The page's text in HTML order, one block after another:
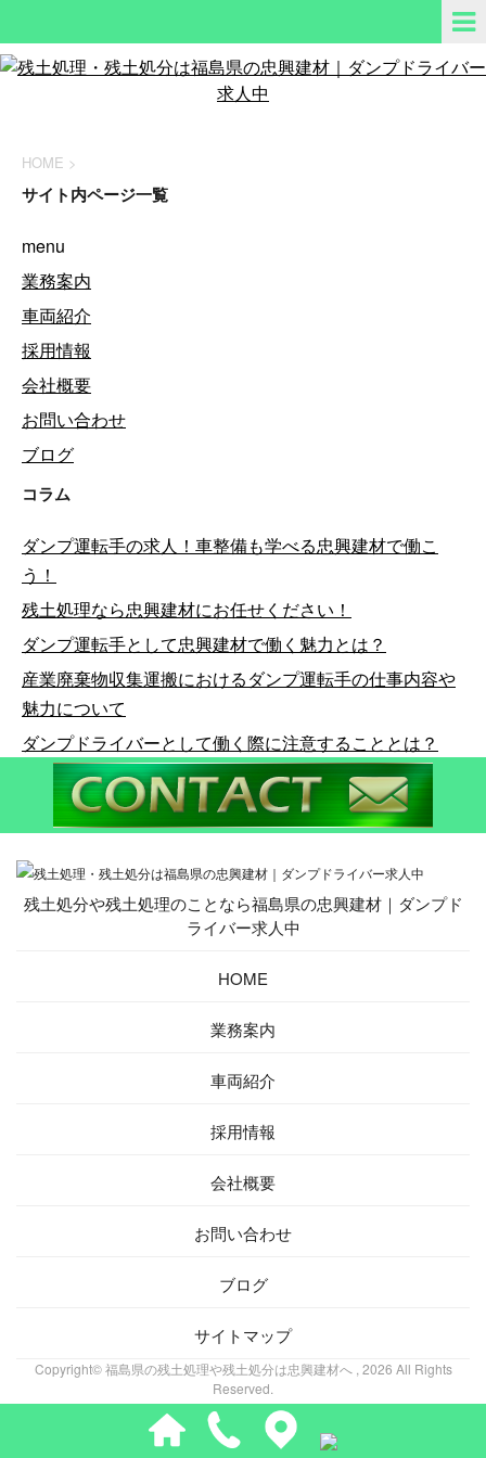
HOME >
サイト内ページ一覧
menu
業務案内
車両紹介
採用情報
会社概要
お問い合わせ
ブログ
コラム
ダンプ運転手の求人！車整備も学べる忠興建材で働こ
う！
残土処理なら忠興建材にお任せください！
ダンプ運転手として忠興建材で働く魅力とは？
産業廃棄物収集運搬におけるダンプ運転手の仕事内容や
魅力について
ダンプドライバーとして働く際に注意することとは？
残土処分や残土処理のことなら福島県の忠興建材｜ダンプド
ライバー求人中
HOME
業務案内
車両紹介
採用情報
会社概要
お問い合わせ
ブログ
サイトマップ
Copyright© 福島県の残土処理や残土処分は忠興建材へ , 2026 All Rights
Reserved.